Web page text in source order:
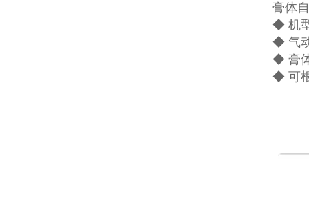
膏体
◆ 机
◆ 气
◆ 膏
◆ 可